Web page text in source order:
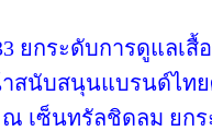
ยกระดับการดูแลเ
สนับสนุนแบรนด์ไทย
เซ็นทรัลชิดลม ยก